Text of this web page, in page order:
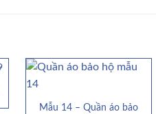
Mẫu 14 – Quần áo bảo